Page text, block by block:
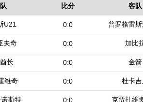
比分 客队
U21 0:0 普罗格雷
夫奇 0:0 加比
长 0:0 金箭
维奇 0:0 杜卡
斯特 0:0 克贾扎维